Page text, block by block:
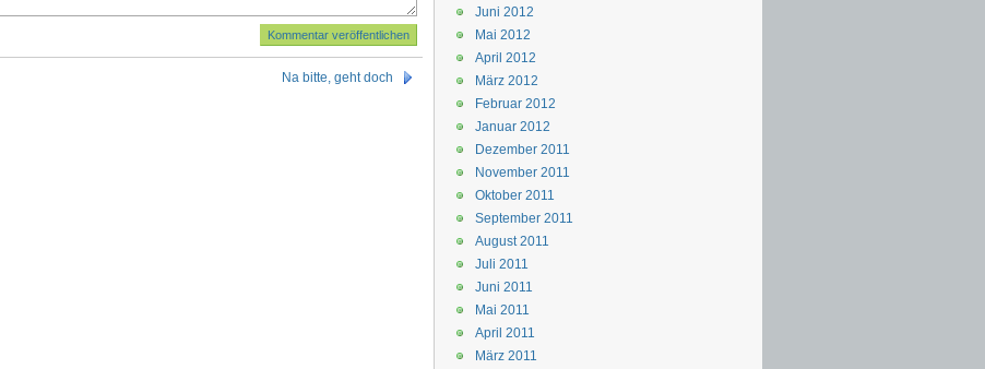
Na bitte, geht doch
Juni 2012
Mai 2012
April 2012
März 2012
Februar 2012
Januar 2012
Dezember 2011
November 2011
Oktober 2011
September 2011
August 2011
Juli 2011
Juni 2011
Mai 2011
April 2011
März 2011